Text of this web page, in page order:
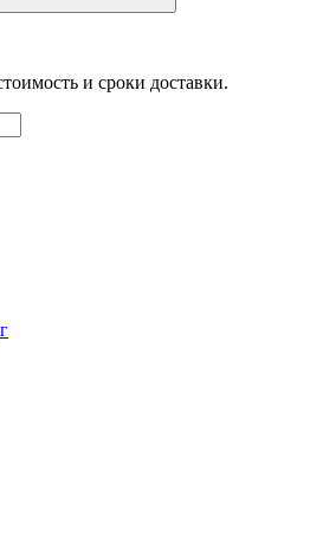
и сроки доставки.